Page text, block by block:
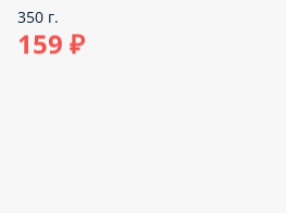
350 г.
159 ₽